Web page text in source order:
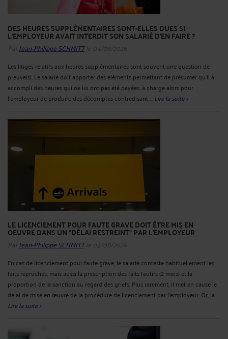
DES HEURES SUPPLÉMENTAIRES SONT-ELLES DUES SI
L'EMPLOYEUR AVAIT INTERDIT SON SALARIÉ D'EN FAIRE ?
Par Jean-Philippe SCHMITTle 04/08/2026
Les litiges relatifs aux heures supplémentaires sont souvent une question de
preuve(s). Le salarié doit apporter des éléments permettant de présumer qu’il a
accompli des heures qui ne lui ont pas été payées, à charge alors pour
l’employeur de produire des décomptes contredisant ... Lire la suite >
LE LICENCIEMENT POUR FAUTE GRAVE DOIT ÊTRE MIS EN
OEUVRE DANS UN "DÉLAI RESTREINT" PAR L'EMPLOYEUR
Par Jean-Philippe SCHMITTle 03/08/2026
En cas de licenciement pour faute grave, le salarié conteste habituellement les
faits reprochés, mais aussi la prescription des faits fautifs (2 mois) et la
proportion de la sanction au regard des griefs. Plus rarement, il met en cause le
délai de mise en œuvre de la procédure de licenciement par l’employeur. Or, la ...
Lire la suite >